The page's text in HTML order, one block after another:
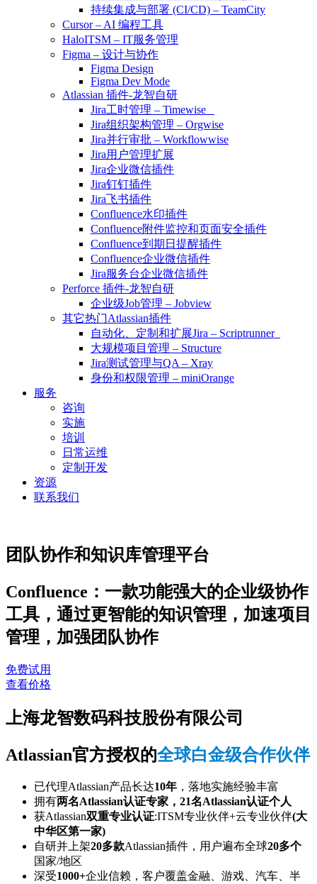
持续集成与部署 (CI/CD) – TeamCity
Cursor – AI 编程工具
HaloITSM – IT服务管理
Figma – 设计与协作
Figma Design
Figma Dev Mode
Atlassian 插件-龙智自研
Jira工时管理 – Timewise
Jira组织架构管理 – Orgwise
Jira并行审批 – Workflowwise
Jira用户管理扩展
Jira企业微信插件
Jira钉钉插件
Jira飞书插件
Confluence水印插件
Confluence附件监控和页面安全插件
Confluence到期日提醒插件
Confluence企业微信插件
Jira服务台企业微信插件
Perforce 插件-龙智自研
企业级Job管理 – Jobview
其它热门Atlassian插件
自动化、定制和扩展Jira – Scriptrunner
大规模项目管理 – Structure
Jira测试管理与QA – Xray
身份和权限管理 – miniOrange
服务
咨询
实施
培训
日常运维
定制开发
资源
联系我们
团队协作和知识库管理平台
Confluence：一款功能强大的企业级协作
工具，通过更智能的知识管理，加速项目
管理，加强团队协作
免费试用
查看价格
上海龙智数码科技股份有限公司
Atlassian官方授权的全球白金级合作伙伴
已代理Atlassian产品长达10年 ，落地实施经验丰富
拥有两名Atlassian认证专家，21名Atlassian认证个人
获Atlassian双重专业认证:ITSM专业伙伴+云专业伙伴(大
中华区第一家)
自研并上架20多款Atlassian插件，用户遍布全球20多个
国家/地区
深受1000+企业信赖，客户覆盖金融、游戏、汽车、半